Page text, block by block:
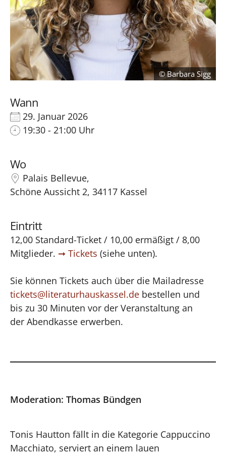
Barbara Sigg
Wann
29. Januar 2026
19:30 - 21:00 Uhr
Wo
Palais Bellevue,
Schöne Aussicht 2, 34117 Kassel
Eintritt
12,00 Standard-Ticket / 10,00 ermäßigt / 8,00
Mitglieder.
Tickets (siehe unten).
Sie können Tickets auch über die Mailadresse
tickets@literaturhauskassel.de bestellen und
bis zu 30 Minuten vor der Veranstaltung an
der Abendkasse erwerben.
Moderation: Thomas Bündgen
Tonis Hautton fällt in die Kategorie Cappuccino
Macchiato, serviert an einem lauen